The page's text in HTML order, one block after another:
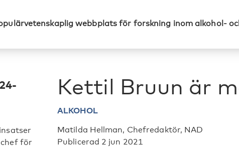
webbplats för forskning inom alkohol-
Kettil Bruun är
ALKOHOL
Matilda Hellman, Chefredaktör, NAD
Publicerad 2 jun 2021
chef för